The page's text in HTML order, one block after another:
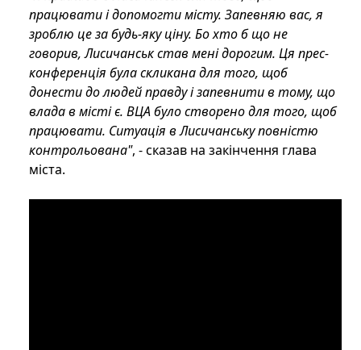
працювати і допомогти місту. Запевняю вас, я
зроблю це за будь-яку ціну. Бо хто б що не
говорив, Лисичанськ став мені дорогим. Ця прес-
конференція була скликана для того, щоб
донести до людей правду і запевнити в тому, що
влада в місті є. ВЦА було створено для того, щоб
працювати. Ситуація в Лисичанську повністю
контрольована", - сказав на закінчення глава
міста.